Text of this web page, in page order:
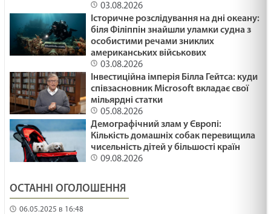
03.08.2026
Історичне розслідування на дні океану:
біля Філіппін знайшли уламки судна з
особистими речами зниклих
американських військових
03.08.2026
Інвестиційна імперія Білла Гейтса: куди
співзасновник Microsoft вкладає свої
мільярдні статки
05.08.2026
Демографічний злам у Європі:
Кількість домашніх собак перевищила
чисельність дітей у більшості країн
09.08.2026
ОСТАННІ ОГОЛОШЕННЯ
06.05.2025 в 16:48